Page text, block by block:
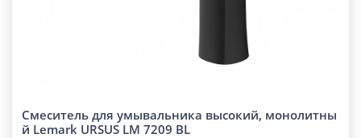
Смеситель для умывальника высокий, монолитны
й Lemark URSUS LM 7209 BL